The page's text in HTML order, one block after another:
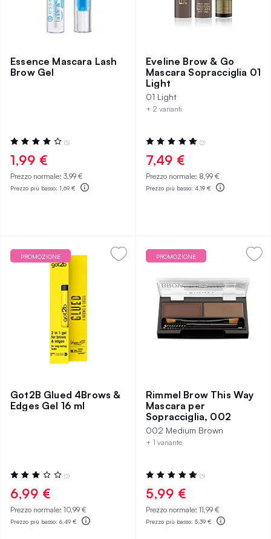
Essence Mascara Lash
Brow Gel
Valutazione:
80%
(5)
1,99 €
Prezzo normale: 3,99 €
Prezzo più basso: 1,69 €
Eveline Brow & Go
Mascara Sopracciglia 01
Light
01 Light
+ 2 varianti
Valutazione:
100%
(2)
7,49 €
Prezzo normale: 8,99 €
Prezzo più basso: 4,19 €
PROMOZIONE
Got2B Glued 4Brows &
Edges Gel 16 ml
Valutazione:
60%
(2)
6,99 €
Prezzo normale: 10,99 €
Prezzo più basso: 6,49 €
PROMOZIONE
Rimmel Brow This Way
Mascara per
Sopracciglia, 002
002 Medium Brown
+ 1 variante
Valutazione:
100%
(3)
5,99 €
Prezzo normale: 11,99 €
Prezzo più basso: 5,39 €